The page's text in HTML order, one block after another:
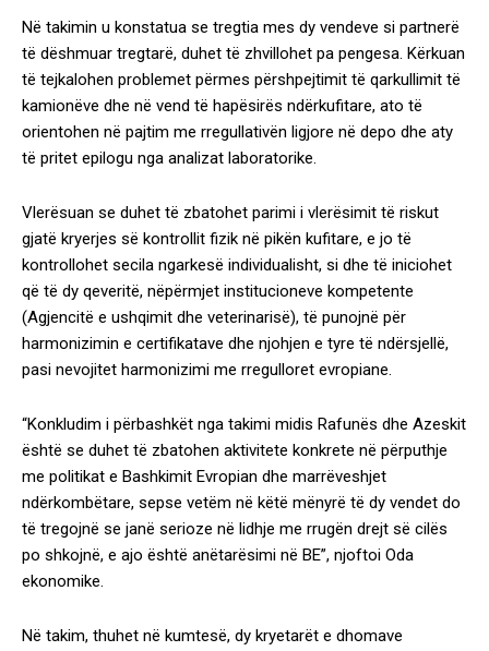
Në takimin u konstatua se tregtia mes dy vendeve si partnerë
të dëshmuar tregtarë, duhet të zhvillohet pa pengesa. Kërkuan
të tejkalohen problemet përmes përshpejtimit të qarkullimit të
kamionëve dhe në vend të hapësirës ndërkufitare, ato të
orientohen në pajtim me rregullativën ligjore në depo dhe aty
të pritet epilogu nga analizat laboratorike.
Vlerësuan se duhet të zbatohet parimi i vlerësimit të riskut
gjatë kryerjes së kontrollit fizik në pikën kufitare, e jo të
kontrollohet secila ngarkesë individualisht, si dhe të iniciohet
që të dy qeveritë, nëpërmjet institucioneve kompetente
(Agjencitë e ushqimit dhe veterinarisë), të punojnë për
harmonizimin e certifikatave dhe njohjen e tyre të ndërsjellë,
pasi nevojitet harmonizimi me rregulloret evropiane.
“Konkludim i përbashkët nga takimi midis Rafunës dhe Azeskit
është se duhet të zbatohen aktivitete konkrete në përputhje
me politikat e Bashkimit Evropian dhe marrëveshjet
ndërkombëtare, sepse vetëm në këtë mënyrë të dy vendet do
të tregojnë se janë serioze në lidhje me rrugën drejt së cilës
po shkojnë, e ajo është anëtarësimi në BE”, njoftoi Oda
ekonomike.
Në takim, thuhet në kumtesë, dy kryetarët e dhomave